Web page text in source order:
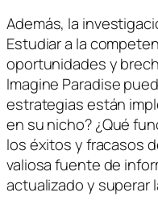
Además, la
Estudiar a la
oportunidades y
Imagine Paradise
estrategias están
en su nicho? ¿Qué
los éxitos y fracasos
valiosa fuente de
actualizado y superar